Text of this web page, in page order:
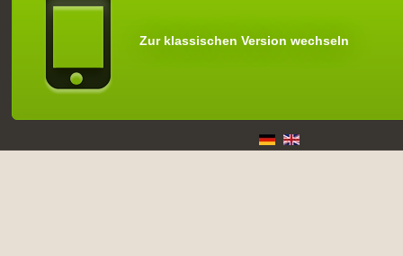
Zur klassischen Version wechseln